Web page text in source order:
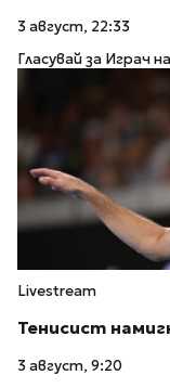
3 август, 22:33
Гласувай за Играч
Livestream
Тенисист
3 август, 9:20